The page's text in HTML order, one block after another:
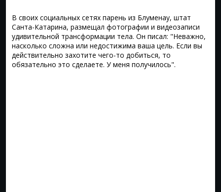
В своих социальных сетях парень из Блуменау, штат
Санта-Катарина, размещал фотографии и видеозаписи
удивительной трансформации тела. Он писал: "Неважно,
насколько сложна или недостижима ваша цель. Если вы
действительно захотите чего-то добиться, то
обязательно это сделаете. У меня получилось".